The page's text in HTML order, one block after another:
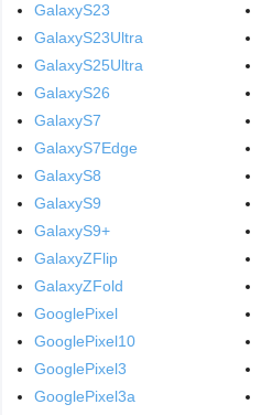
GalaxyS23
GalaxyS23Ultra
GalaxyS25Ultra
GalaxyS26
GalaxyS7
GalaxyS7Edge
GalaxyS8
GalaxyS9
GalaxyS9+
GalaxyZFlip
GalaxyZFold
GooglePixel
GooglePixel10
GooglePixel3
GooglePixel3a